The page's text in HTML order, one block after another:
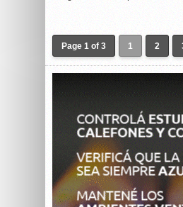
Page 1 of 3 1 2